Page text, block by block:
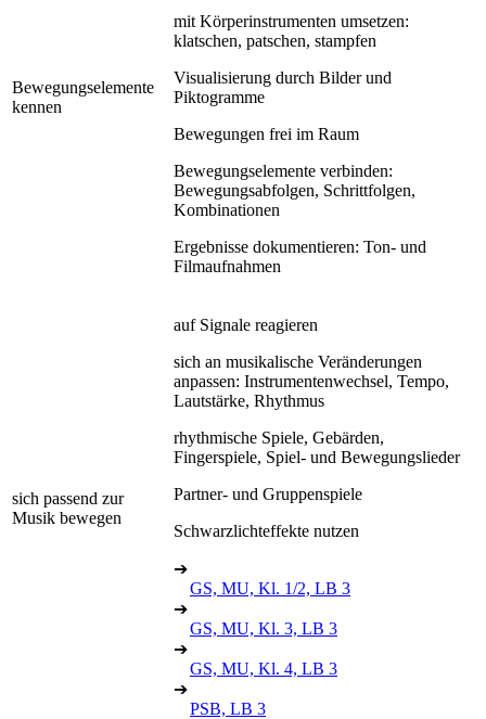
Bewegungselemente
kennen
mit Körperinstrumenten umsetzen:
klatschen, patschen, stampfen
Visualisierung durch Bilder und
Piktogramme
Bewegungen frei im Raum
Bewegungselemente verbinden:
Bewegungsabfolgen, Schrittfolgen,
Kombinationen
Ergebnisse dokumentieren: Ton- und
Filmaufnahmen
sich passend zur
Musik bewegen
auf Signale reagieren
sich an musikalische Veränderungen
anpassen: Instrumentenwechsel, Tempo,
Lautstärke, Rhythmus
rhythmische Spiele, Gebärden,
Fingerspiele, Spiel- und Bewegungslieder
Partner- und Gruppenspiele
Schwarzlichteffekte nutzen
➔
GS, MU, Kl. 1/2, LB 3
➔
GS, MU, Kl. 3, LB 3
➔
GS, MU, Kl. 4, LB 3
➔
PSB, LB 3